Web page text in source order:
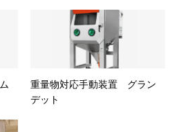
重量物対応手動装置 グラン
デット